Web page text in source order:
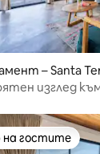
от 5, 21– Santa
изглед
на гостите
на гостите